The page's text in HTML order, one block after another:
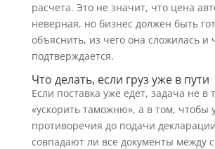
расчета. Это не значит, что цена
неверная, но бизнес должен быть
объяснить, из чего она сложилась и
подтверждается.
Что делать, если груз уже в пути
Если поставка уже едет, задача не в
«ускорить таможню», а в том, чтобы
противоречия до подачи
совпадают ли все документы между